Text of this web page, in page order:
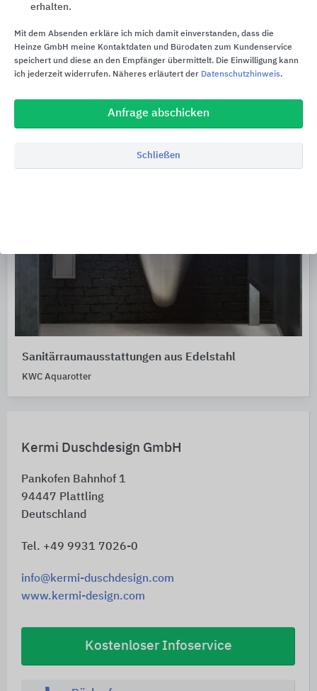
Kermi Duschdesign GmbH
Pankofen Bahnhof 1
94447 Plattling
Deutschland
Tel. +49 9931 7026-0
info@kermi-duschdesign.com
www.kermi-design.com
Kostenloser Infoservice
GROHE
Sanitärraumausstattungen aus Edelstahl
KWC Aquarotter
erhalten.
Mit dem Absenden erkläre ich mich damit einverstanden, dass die
Heinze GmbH meine Kontaktdaten und Bürodaten zum Kundenservice
speichert und diese an den Empfänger übermittelt. Die Einwilligung kann
ich jederzeit widerrufen. Näheres erläutert der Datenschutzhinweis.
Anfrage abschicken
Schließen